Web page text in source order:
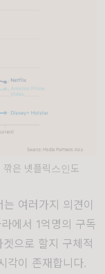
은 넷플릭스인도
여러가지 의견이
에서 1억명의 구독
으로 할지 구체적
각이 존재합니다.